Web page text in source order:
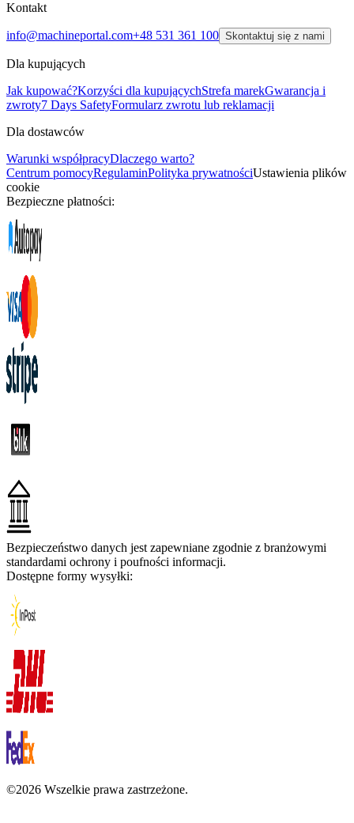
Kontakt
info@machineportal.com+48 531 361 100 Skontaktuj się z nami
Dla kupujących
Jak kupować?Korzyści dla kupującychStrefa marekGwarancja i
zwroty7 Days SafetyFormularz zwrotu lub reklamacji
Dla dostawców
Warunki współpracyDlaczego warto?
Centrum pomocyRegulaminPolityka prywatnościUstawienia plików
cookie
Bezpieczne płatności:
Bezpieczeństwo danych jest zapewniane zgodnie z branżowymi
standardami ochrony i poufności informacji.
Dostępne formy wysyłki:
©2026 Wszelkie prawa zastrzeżone.